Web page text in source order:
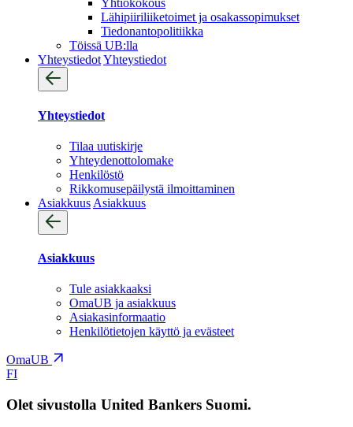
Yhtiökokous
Lähipiiriliiketoimet ja osakassopimukset
Tiedonantopolitiikka
Töissä UB:lla
YhteystiedotYhteystiedot
Yhteystiedot
Tilaa uutiskirje
Yhteydenotto­lomake
Henkilöstö
Rikkomusepäilystä ilmoittaminen
Asiakkuus Asiakkuus
Asiakkuus
Tule asiakkaaksi
OmaUB ja asiakkuus
Asiakasinformaatio
Henkilötietojen käyttö ja evästeet
OmaUB
FI
Olet sivustolla United Bankers Suomi.